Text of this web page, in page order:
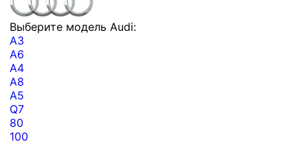
Выберите модель Audi:
A3
A6
A4
A8
A5
Q7
80
100